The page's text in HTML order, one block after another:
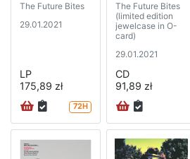
The Future Bites
29.01.2021
LP
175,89 zł
72H
The Future Bites
(limited edition
jewelcase in O-
card)
29.01.2021
CD
91,89 zł